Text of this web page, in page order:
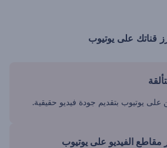
قناتك على يوتيوب
يوتيوب بتقديم جودة فيديو حقيقية.
مقاطع الفيديو على يوتيوب